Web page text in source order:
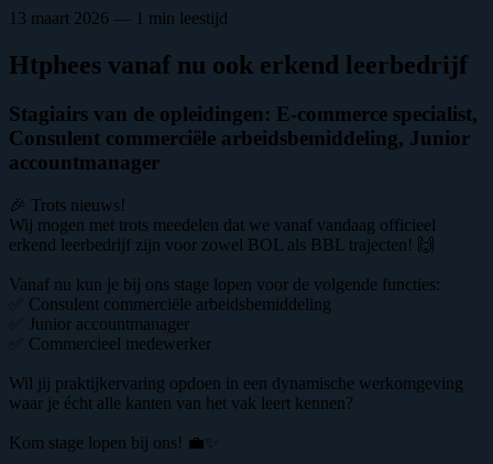
13 maart 2026 — 1 min leestijd
Htphees vanaf nu ook erkend leerbedrijf
Stagiairs van de opleidingen: E-commerce specialist,
Consulent commerciële arbeidsbemiddeling, Junior
accountmanager
🎉 Trots nieuws!
Wij mogen met trots meedelen dat we vanaf vandaag officieel
erkend leerbedrijf zijn voor zowel BOL als BBL trajecten! 🙌
Vanaf nu kun je bij ons stage lopen voor de volgende functies:
✅ Consulent commerciële arbeidsbemiddeling
✅ Junior accountmanager
✅ Commercieel medewerker
Wil jij praktijkervaring opdoen in een dynamische werkomgeving
waar je écht alle kanten van het vak leert kennen?
Kom stage lopen bij ons! 💼✨